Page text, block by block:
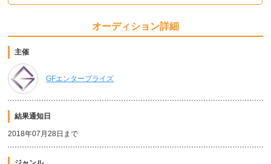
オーディション詳細
主催
GFエンタープライズ
結果通知日
2018年07月28日まで